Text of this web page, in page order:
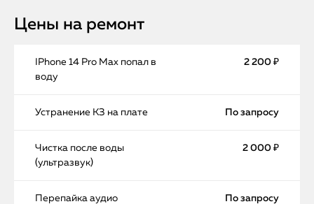
Цены на ремонт
IPhone 14 Pro Max попал в
воду
2 200 ₽
Устранение КЗ на плате По запросу
Чистка после воды
(ультразвук)
2 000 ₽
Перепайка аудио
По запросу